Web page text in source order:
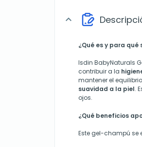
expand_more
¿Qué es y para
Isdin BabyNaturals
contribuir a la
mantener el
suavidad a la piel.
ojos.
¿Qué beneficios
Este gel-champú se